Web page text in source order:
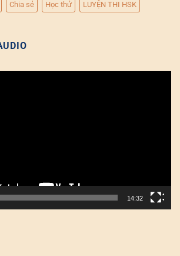
Chia sẻ Học thử LUYỆN THI HSK
14:32